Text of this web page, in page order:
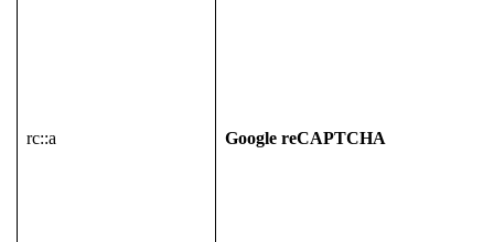
rc::a Google reCAPTCHA